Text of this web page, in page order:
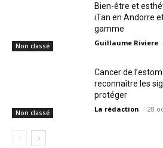
Non classé
Bien-être et
iTan en Andorre
gamme
Guillaume Riviere -
Non classé
Cancer de
reconnaître les
protéger
La rédaction - 28